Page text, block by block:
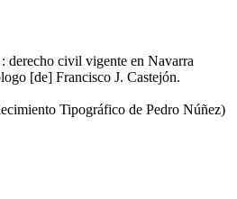
derecho civil vigente en Navarra
[de] Francisco J. Castejón.
Tipográfico de Pedro Núñez)